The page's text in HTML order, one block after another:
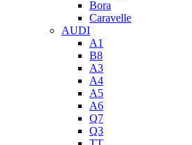
Bora
Caravelle
AUDI
A1
B8
A3
A4
A5
A6
Q7
Q3